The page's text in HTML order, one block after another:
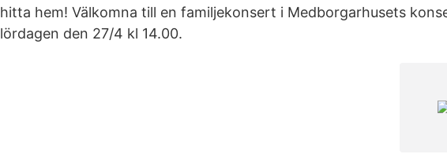
hitta hem! Välkomna till en familjekonsert i Medborgarhusets
lördagen den 27/4 kl 14.00.